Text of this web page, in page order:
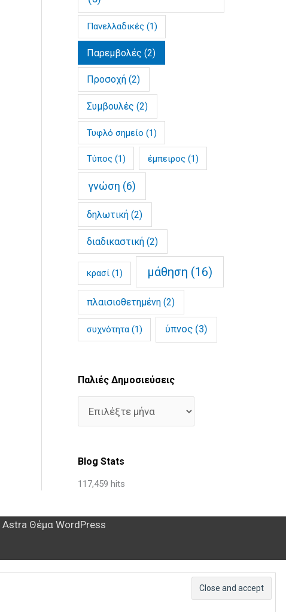
Πανελλαδικές(1)
Παρεμβολές (2)
Προσοχή (2)
Συμβουλές (2)
Τυφλό σημείο (1)
Τύπος(1) έμπειρος(1)
γνώση (6)
δηλωτική (2)
διαδικαστική (2)
κρασί(1) μάθηση (16)
πλαισιοθετημένη (2)
συχνότητα(1) ύπνος(3)
Παλιές Δημοσιεύσεις
Blog Stats
117,459 hits
Astra Θέμα WordPress